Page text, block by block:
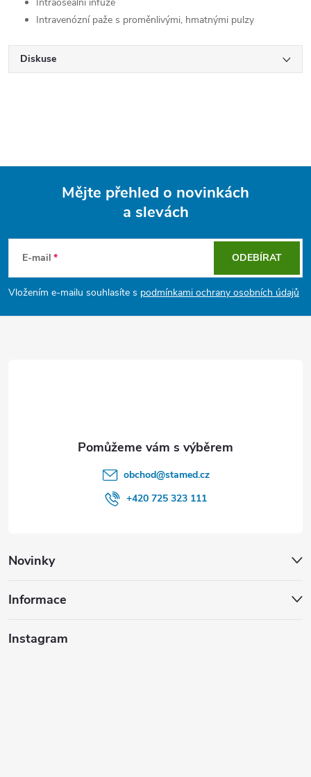
Intravenózní paže s proměnlivými, hmatnými pulzy
Diskuse
p
a
Mějte přehled o novinkách
a slevách
E-mail
Vložením e-mailu souhlasíte s podmínkami ochrany osobních údajů
ODEBÍRAT
Novinky
Informace
Instagram
obchod@stamed.cz
+420 725 323 111